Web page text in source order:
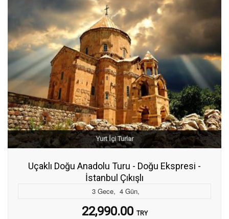
Yurt İçi Turlar
Uçaklı Doğu Anadolu Turu - Doğu Ekspresi -
İstanbul Çıkışlı
3 Gece, 4 Gün,
22,990.00 TRY